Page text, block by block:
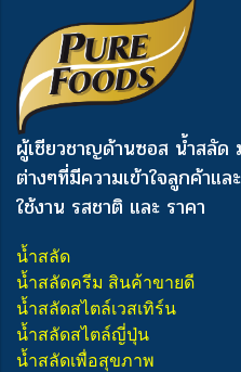
ผู้เชียวชาญด้านซอส น้ำสลัด
ต่างๆที่มีความเข้าใจลูกค้าแ
ใช้งาน รสชาติ และ ราคา
น้ำสลัด
น้ำสลัดครีม สินค้าขายดี
น้ำสลัดสไตล์เวสเทิร์น
น้ำสลัดสไตล์ญี่ปุ่น
น้ำสลัดเพื่อสุขภาพ